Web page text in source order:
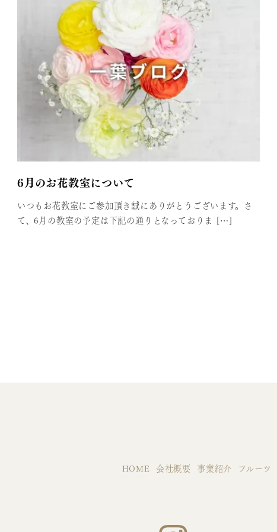
6月のお花教室について
いつもお花教室にご参加頂き誠にありがとうございます。さ
て、6月の教室の予定は下記の通りとなっておりま […]
HOME 会社概要 事業紹介 フルーツ